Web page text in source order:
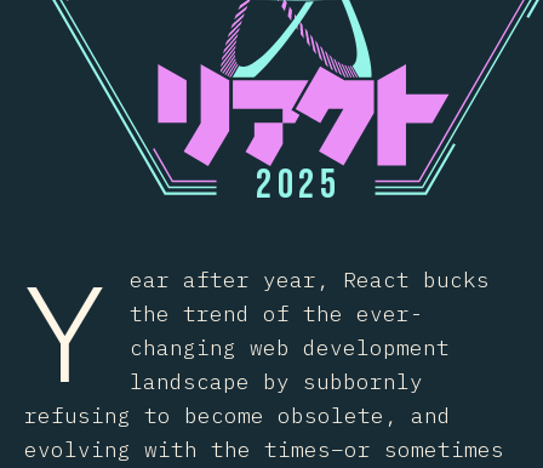
2025
Y
ear after year, React bucks
the trend of the ever-
changing web development
landscape by subbornly
refusing to become obsolete, and
evolving with the times–or sometimes